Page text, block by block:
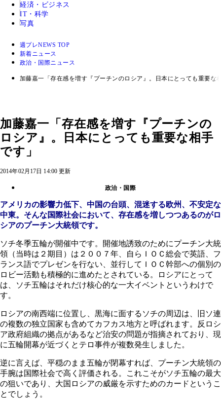
経済・ビジネス
IT・科学
写真
週プレNEWS TOP
新着ニュース
政治・国際ニュース
加藤嘉一「存在感を増す『プーチンのロシア』。日本にとっても重要な
加藤嘉一「存在感を増す『プーチンの
ロシア』。日本にとっても重要な相手
です」
2014年02月17日 14:00 更新
政治・国際
アメリカの影響力低下、中国の台頭、混迷する欧州、不安定な
中東。そんな国際社会において、存在感を増しつつあるのがロ
シアのプーチン大統領です。
ソチ冬季五輪が開催中です。開催地誘致のためにプーチン大統
領（当時は２期目）は２００７年、自らＩＯＣ総会で英語、フ
ランス語でプレゼンを行ない、並行してＩＯＣ幹部への個別の
ロビー活動も積極的に進めたとされている。ロシアにとって
は、ソチ五輪はそれだけ核心的な一大イベントというわけで
す。
ロシアの南西端に位置し、黒海に面するソチの周辺は、旧ソ連
の複数の独立国家も含めてカフカス地方と呼ばれます。反ロシ
ア政府組織の拠点があるなど治安の問題が指摘されており、現
に五輪開幕が近づくとテロ事件が複数発生しました。
逆に言えば、平穏のまま五輪が閉幕すれば、プーチン大統領の
手腕は国際社会で高く評価される。これこそがソチ五輪の最大
の狙いであり、大国ロシアの威厳を示すためのカードというこ
とでしょう。